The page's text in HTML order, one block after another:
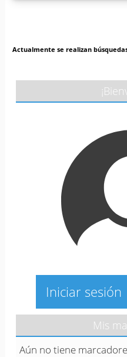
Actualmente se realizan
Iniciar sesión
Mis
Aún no tiene